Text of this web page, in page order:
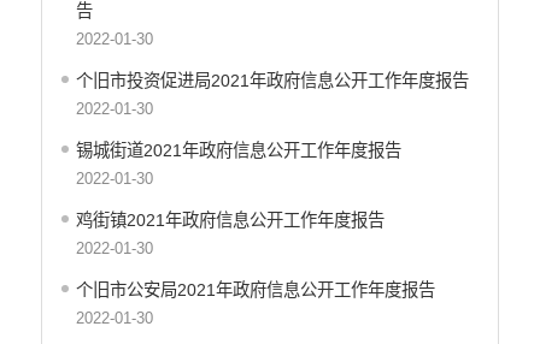
告
2022-01-30
个旧市投资促进局2021年政府信息公开工作年度报告
2022-01-30
锡城街道2021年政府信息公开工作年度报告
2022-01-30
鸡街镇2021年政府信息公开工作年度报告
2022-01-30
个旧市公安局2021年政府信息公开工作年度报告
2022-01-30